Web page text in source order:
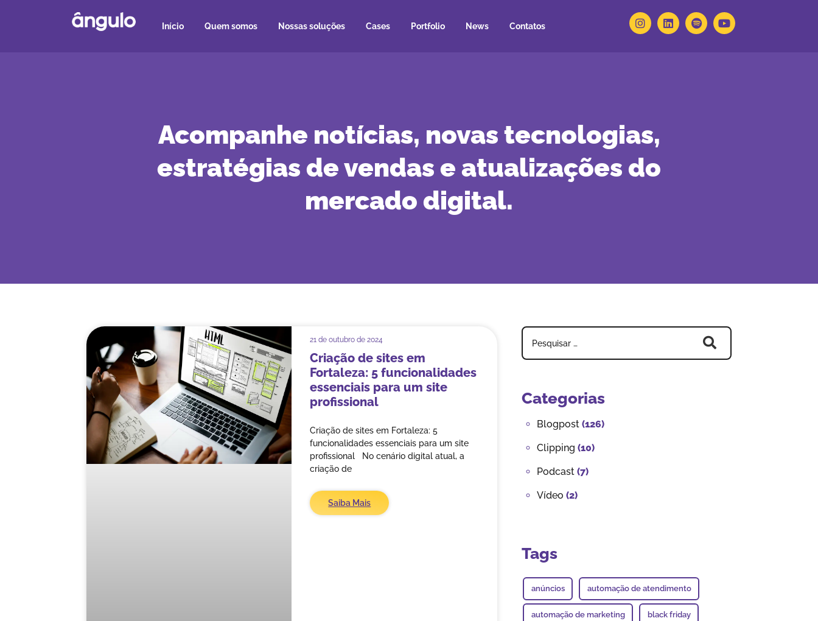
Início Quem somos Nossas soluções Cases Portfolio News Contatos
Acompanhe notícias, novas tecnologias,
estratégias de vendas e atualizações do
mercado digital.
Criação de sites em
Fortaleza: 5 funcionalidades
essenciais para um site
profissional
Criação de sites em Fortaleza: 5
funcionalidades essenciais para um site
profissional No cenário digital atual, a
criação de
Saiba Mais
21 de outubro de 2024
Categorias
Blogpost(126)
Clipping (10)
Podcast(7)
Vídeo (2)
Tags
anúncios automação de atendimento
automação de marketing black friday